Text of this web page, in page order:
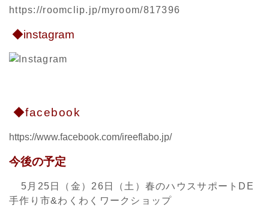
https://roomclip.jp/myroom/817396
◆instagram
◆facebook
https://www.facebook.com/ireeflabo.jp/
今後の予定
5月25日（金）26日（土）春のハウスサポートDE
手作り市&わくわくワークショップ